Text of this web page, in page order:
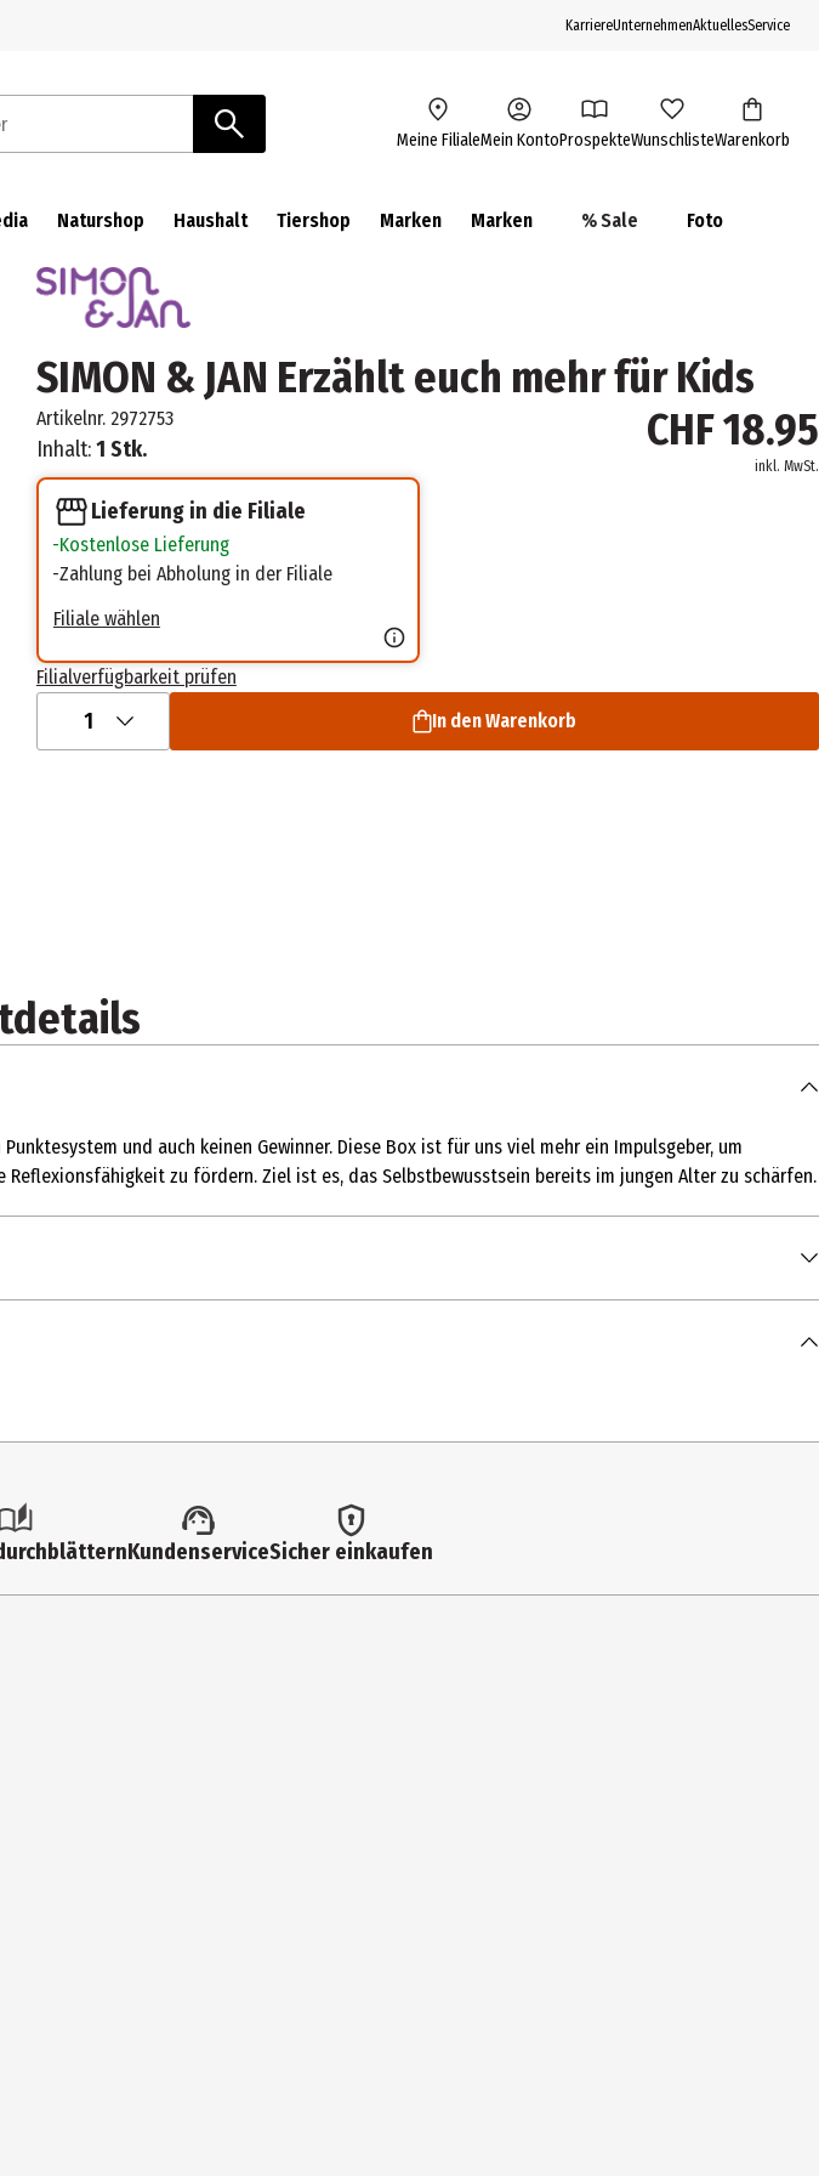
KarriereUnternehmenAktuellesService
Meine FilialeMein KontoProspekteWunschlisteWarenkorb
Naturshop Haushalt Tiershop Marken Marken % Sale Foto
SIMON & JAN Erzählt euch mehr für Kids
Artikelnr. 2972753
Inhalt:1 Stk. CHF 18.95
inkl. MwSt.
Lieferung in die Filiale
Kostenlose Lieferung
Zahlung bei Abholung in der Filiale
Filiale wählen
Filialverfügbarkeit prüfen
1 In den Warenkorb
und auch keinen Gewinner. Diese Box ist für uns viel mehr ein Impulsgeber, um
zu fördern. Ziel ist es, das Selbstbewusstsein bereits im jungen Alter zu schärfen.
Deutschland GmbH
KundenserviceSicher einkaufen